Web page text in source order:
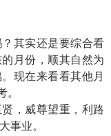
其实还是要综合看
月份，顺其自然为
现在来看看其他月
。
，威尊望重，利路
事业。